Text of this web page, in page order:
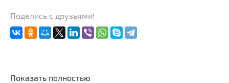
Поделись с друзьями!
Показать полностью